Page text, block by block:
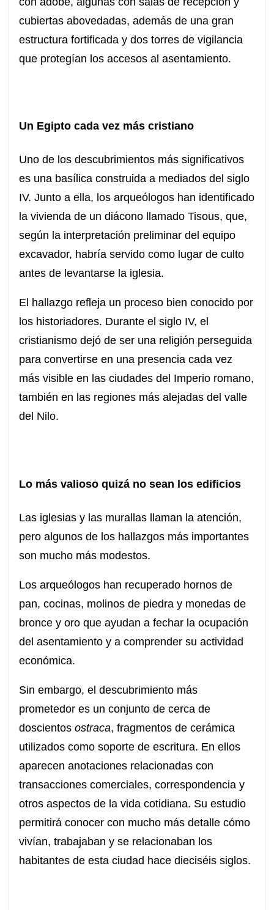
cubiertas abovedadas, además de una gran
estructura fortificada y dos torres de vigilancia
que protegían los accesos al asentamiento.
Un Egipto cada vez más cristiano
Uno de los descubrimientos más significativos
es una basílica construida a mediados del siglo
IV. Junto a ella, los arqueólogos han identificado
la vivienda de un diácono llamado Tisous, que,
según la interpretación preliminar del equipo
excavador, habría servido como lugar de culto
antes de levantarse la iglesia.
El hallazgo refleja un proceso bien conocido por
los historiadores. Durante el siglo IV, el
cristianismo dejó de ser una religión perseguida
para convertirse en una presencia cada vez
más visible en las ciudades del Imperio romano,
también en las regiones más alejadas del valle
del Nilo.
Lo más valioso quizá no sean los edificios
Las iglesias y las murallas llaman la atención,
pero algunos de los hallazgos más importantes
son mucho más modestos.
Los arqueólogos han recuperado hornos de
pan, cocinas, molinos de piedra y monedas de
bronce y oro que ayudan a fechar la ocupación
del asentamiento y a comprender su actividad
económica.
Sin embargo, el descubrimiento más
prometedor es un conjunto de cerca de
doscientos ostraca, fragmentos de cerámica
utilizados como soporte de escritura. En ellos
aparecen anotaciones relacionadas con
transacciones comerciales, correspondencia y
otros aspectos de la vida cotidiana. Su estudio
permitirá conocer con mucho más detalle cómo
vivían, trabajaban y se relacionaban los
habitantes de esta ciudad hace dieciséis siglos.